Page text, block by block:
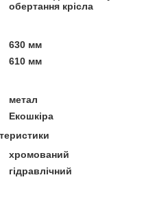
обертання крісла
630 мм
610 мм
метал
Екошкіра
хромований
гідравлічний